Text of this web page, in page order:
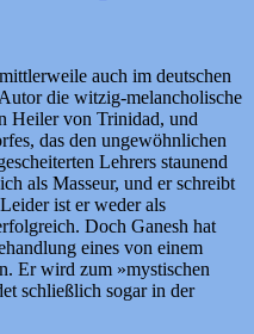
auch im deutschen
die witzig-melancholische
Heiler von Trinidad, und
das den ungewöhnlichen
Lehrers staunend
als Masseur, und er schreibt
ist er weder als
Doch Ganesh hat
eines von einem
Er wird zum »mystischen
schließlich sogar in der